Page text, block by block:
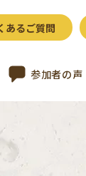
あるご質問
参加者の声